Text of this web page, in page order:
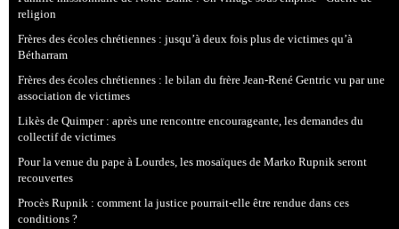
religion
Frères des écoles chrétiennes : jusqu’à deux fois plus de victimes qu’à
Bétharram
Frères des écoles chrétiennes : le bilan du frère Jean-René Gentric vu par une
association de victimes
Likès de Quimper : après une rencontre encourageante, les demandes du
collectif de victimes
Pour la venue du pape à Lourdes, les mosaïques de Marko Rupnik seront
recouvertes
Procès Rupnik : comment la justice pourrait-elle être rendue dans ces
conditions ?